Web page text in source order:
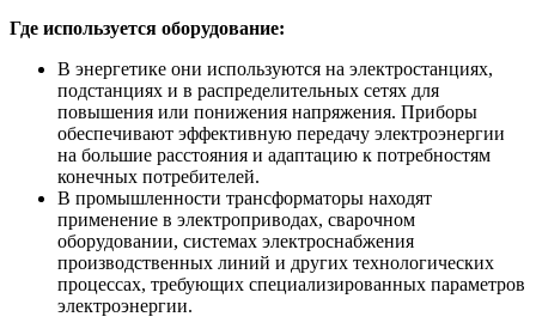
Где используется оборудование:
В энергетике они используются на электростанциях,
подстанциях и в распределительных сетях для
повышения или понижения напряжения. Приборы
обеспечивают эффективную передачу электроэнергии
на большие расстояния и адаптацию к потребностям
конечных потребителей.
В промышленности трансформаторы находят
применение в электроприводах, сварочном
оборудовании, системах электроснабжения
производственных линий и других технологических
процессах, требующих специализированных параметров
электроэнергии.